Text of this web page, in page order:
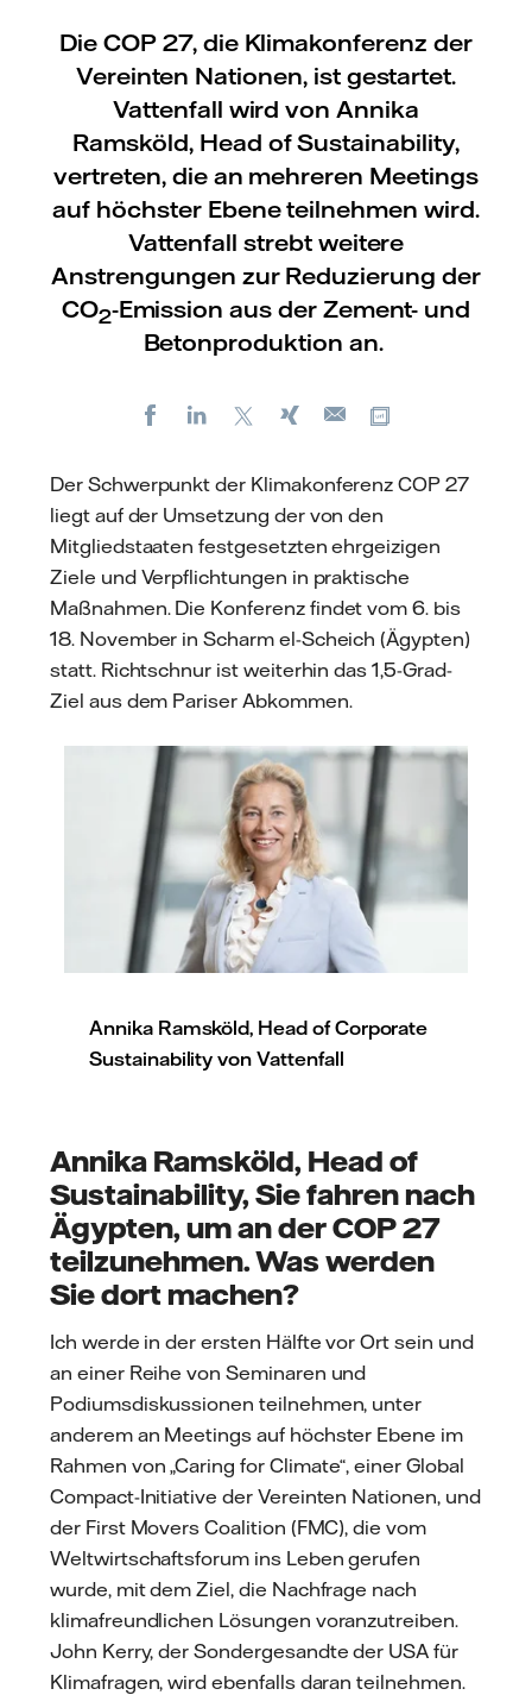
Die COP 27, die Klimakonferenz der
Vereinten Nationen, ist gestartet.
Vattenfall wird von Annika
Ramsköld, Head of Sustainability,
vertreten, die an mehreren Meetings
auf höchster Ebene teilnehmen wird.
Vattenfall strebt weitere
Anstrengungen zur Reduzierung der
CO2-Emission aus der Zement- und
Betonproduktion an.
FacebookLinkedIn Xing
E-
Der Schwerpunkt der Klimakonferenz COP 27
liegt auf der Umsetzung der von den
Mitgliedstaaten festgesetzten ehrgeizigen
Ziele und Verpflichtungen in praktische
Maßnahmen. Die Konferenz findet vom 6. bis
18. November in Scharm el-Scheich (Ägypten)
statt. Richtschnur ist weiterhin das 1,5-Grad-
Ziel aus dem Pariser Abkommen.
Annika Ramsköld, Head of Corporate
Sustainability von Vattenfall
Annika Ramsköld, Head of
Sustainability, Sie fahren nach
Ägypten, um an der COP 27
teilzunehmen. Was werden
Sie dort machen?
Ich werde in der ersten Hälfte vor Ort sein und
an einer Reihe von Seminaren und
Podiumsdiskussionen teilnehmen, unter
anderem an Meetings auf höchster Ebene im
Rahmen von „Caring for Climate“, einer Global
Compact-Initiative der Vereinten Nationen, und
der First Movers Coalition (FMC), die vom
Weltwirtschaftsforum ins Leben gerufen
wurde, mit dem Ziel, die Nachfrage nach
klimafreundlichen Lösungen voranzutreiben.
John Kerry, der Sondergesandte der USA für
Klimafragen, wird ebenfalls daran teilnehmen.